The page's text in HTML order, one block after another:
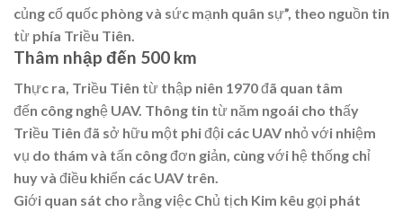
củng cố quốc phòng và sức mạnh quân sự”, theo nguồn tin
từ phía Triều Tiên.
Thâm nhập đến 500 km
Thực ra, Triều Tiên từ thập niên 1970 đã quan tâm
đến công nghệ UAV. Thông tin từ năm ngoái cho thấy
Triều Tiên đã sở hữu một phi đội các UAV nhỏ với nhiệm
vụ do thám và tấn công đơn giản, cùng với hệ thống chỉ
huy và điều khiển các UAV trên.
Giới quan sát cho rằng việc Chủ tịch Kim kêu gọi phát